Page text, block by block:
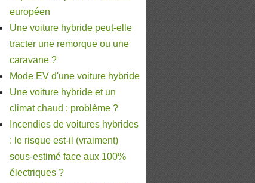
européen
Une voiture hybride peut-elle
tracter une remorque ou une
caravane ?
Mode EV d'une voiture hybride
Une voiture hybride et un
climat chaud : problème ?
Incendies de voitures hybrides
: le risque est-il (vraiment)
sous-estimé face aux 100%
électriques ?